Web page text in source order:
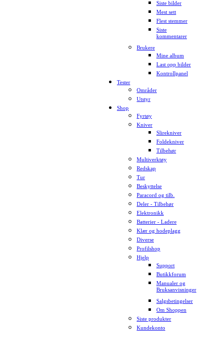
Siste bilder
Mest sett
Flest stemmer
Siste
kommentarer
Brukere
Mine album
Last opp bilder
Kontrollpanel
Tester
Områder
Utstyr
Shop
Fyrtøy
Kniver
Slirekniver
Foldekniver
Tilbehør
Multiverktøy
Redskap
Tur
Beskyttelse
Paracord og tilb.
Deler - Tilbehør
Elektronikk
Batterier - Ladere
Klær og hodeplagg
Diverse
Profilshop
Hjelp
Support
Butikkforum
Manualer og
Bruksanvisninger
Salgsbetingelser
Om Shoppen
Siste produkter
Kundekonto